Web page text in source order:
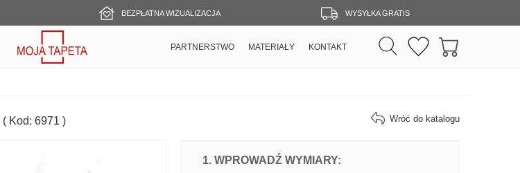
BEZPŁATNA WIZUALIZACJA WYSYŁKA GRATIS
PARTNERSTWO MATERIAŁY KONTAKT
( Kod: 6971 ) Wróć do katalogu
DOPASUJ FOTOTAPETĘ ŁAWKA POD
1. WPROWADŹ WYMIARY:FOTOTAPETY ŁAWKA POD